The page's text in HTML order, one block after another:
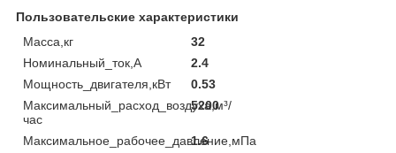
Пользовательские характеристики
Масса,кг
32
Номинальный_ток,А
2.4
Мощность_двигателя,кВт
0.53
Максимальный_расход_воздуха,м³/
час
5200
Максимальное_рабочее_давление,мПа
1.6